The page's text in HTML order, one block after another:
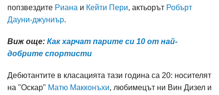
попзвездите Риана и Кейти Пери, актьорът Робърт
Дауни-джуниър.
Виж още: Как харчат парите си 10 от най-
добрите спортисти
Дебютантите в класацията тази година са 20: носителят
на "Оскар" Матю Макконъхи, любимецът ни Вин Дизел и